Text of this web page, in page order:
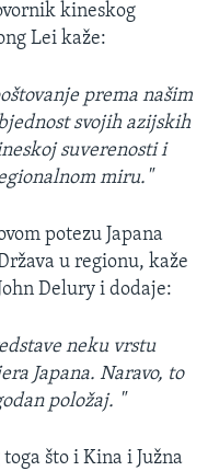
kineskog
Lei kaže:
prema našim
svojih azijskih
suverenosti i
miru."
potezu Japana
u regionu, kaže
Delury i dodaje:
neku vrstu
Japana. Naravo, to
položaj. "
što i Kina i Južna